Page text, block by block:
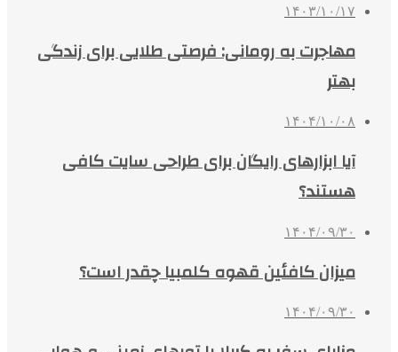
۱۴۰۳/۱۰/۱۷
مهاجرت به رومانی: فرصتی طلایی برای زندگی
بهتر
۱۴۰۴/۱۰/۰۸
آیا ابزارهای رایگان برای طراحی سایت کافی
هستند؟
۱۴۰۴/۰۹/۳۰
میزان کافئین قهوه کلمبیا چقدر است؟
۱۴۰۴/۰۹/۳۰